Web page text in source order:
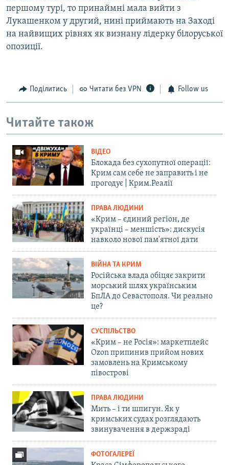
першому турі, то принаймні мала вийти з
Лукашенком у другий, нині приймають на Заході
на найвищих рівнях як визнану лідерку білоруської
опозиції.
Поділитись Читати без VPN Follow us
Читайте також
ВІДЕО
Блокада без сухопутної операції:
Крим сам себе не заправить і не
прогодує | Крим.Реалії
ПРАВА ЛЮДИНИ
«Крим – єдиний регіон, де
українці – меншість»: дискусія
навколо нової пам'ятної дати
ВІЙНА ТА КРИМ
Російська влада обіцяє закрити
морський шлях українським
БпЛА до Севастополя. Чи реально
це?
СУСПІЛЬСТВО
«Крим – не Росія»: маркетплейс
Ozon припинив прийом нових
замовлень на Кримському
півострові
ПРАВА ЛЮДИНИ
Мить – і ти шпигун. Як у
кримських судах розглядають
звинувачення в держзраді
ФОТОГАЛЕРЕЇ